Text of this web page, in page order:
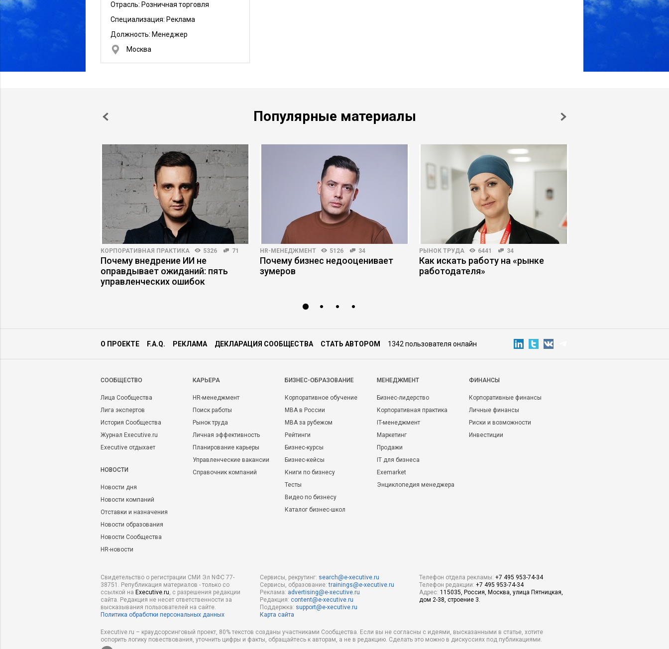
Отрасль: Розничная торговля
Специализация: Реклама
Должность: Менеджер
Москва
Популярные материалы
КОРПОРАТИВНАЯ ПРАКТИКА 5326 71
Почему внедрение ИИ не
оправдывает ожиданий: пять
управленческих ошибок
HR-МЕНЕДЖМЕНТ 5126 34
Почему бизнес недооценивает
зумеров
РЫНОК ТРУДА 6441 34
Как искать работу на «рынке
работодателя»
О ПРОЕКТЕ F.A.Q. РЕКЛАМА ДЕКЛАРАЦИЯ СООБЩЕСТВА СТАТЬ АВТОРОМ 1342 пользователя онлайн
CООБЩЕСТВО
Лица Сообщества
Лига экспертов
История Сообщества
Журнал Executive.ru
Executive отдыхает
НОВОСТИ
Новости дня
Новости компаний
Отставки и назначения
Новости образования
Новости Сообщества
HR-новости
КАРЬЕРА
HR-менеджмент
Поиск работы
Рынок труда
Личная эффективность
Планирование карьеры
Управленческие вакансии
Справочник компаний
БИЗНЕС-ОБРАЗОВАНИЕ
Корпоративное обучение
MBA в России
MBA за рубежом
Рейтинги
Бизнес-курсы
Бизнес-кейсы
Книги по бизнесу
Тесты
Видео по бизнесу
Каталог бизнес-школ
МЕНЕДЖМЕНТ
Бизнес-лидерство
Корпоративная практика
IT-менеджмент
Маркетинг
Продажи
IT для бизнеса
Exemarket
Энциклопедия менеджера
ФИНАНСЫ
Корпоративные финансы
Личные финансы
Риски и возможности
Инвестиции
Свидетельство о регистрации СМИ Эл NФС 77-
38751. Републикация материалов - только со
ссылкой на Executive.ru, с разрешения редакции
сайта. Редакция не несет ответственности за
высказывания пользователей на сайте.
Политика обработки персональных данных
Сервисы, рекрутинг: search@e-xecutive.ru
Сервисы, образование:trainings@e-xecutive.ru
Реклама: advertising@e-xecutive.ru
Редакция: content@e-xecutive.ru
Поддержка: support@e-xecutive.ru
Карта сайта
Телефон отдела рекламы: +7 495 953-74-34
Телефон редакции: +7 495 953-74-34
Адрес: 115035, Россия, Москва, улица Пятницкая,
дом 2-38, строение 3.
Executive.ru – краудсорсинговый проект, 80% текстов созданы участниками Сообщества. Если вы не согласны с идеями, высказанными в статье, хотите
оспорить логику повествования, уточнить цифры и факты, обращайтесь к авторам, а не в редакцию. Сделать это можно в дискуссиях под публикациями.